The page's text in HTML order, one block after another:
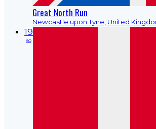
Great North Run
Newcastle upon Tyne, United
19
so